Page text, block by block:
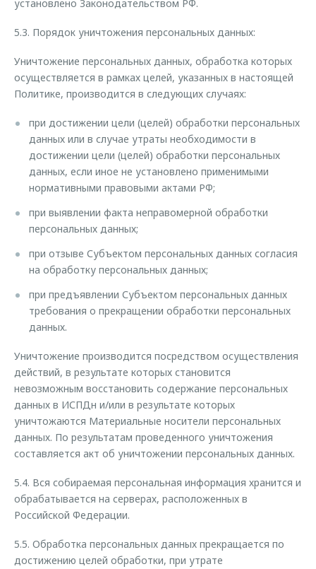
установлено Законодательством РФ.
5.3. Порядок уничтожения персональных данных:
Уничтожение персональных данных, обработка которых
осуществляется в рамках целей, указанных в настоящей
Политике, производится в следующих случаях:
при достижении цели (целей) обработки персональных
данных или в случае утраты необходимости в
достижении цели (целей) обработки персональных
данных, если иное не установлено применимыми
нормативными правовыми актами РФ;
при выявлении факта неправомерной обработки
персональных данных;
при отзыве Субъектом персональных данных согласия
на обработку персональных данных;
при предъявлении Субъектом персональных данных
требования о прекращении обработки персональных
данных.
Уничтожение производится посредством осуществления
действий, в результате которых становится
невозможным восстановить содержание персональных
данных в ИСПДн и/или в результате которых
уничтожаются Материальные носители персональных
данных. По результатам проведенного уничтожения
составляется акт об уничтожении персональных данных.
5.4. Вся собираемая персональная информация хранится и
обрабатывается на серверах, расположенных в
Российской Федерации.
5.5. Обработка персональных данных прекращается по
достижению целей обработки, при утрате